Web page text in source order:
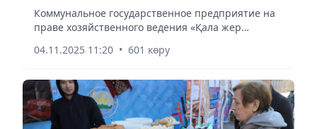
жер орталығы»
Коммунальное государственное предприятие на
праве хозяйственного ведения «Қала жер
г.Алматы, г.Алматы, ул. Толе би, 155, телефон
04.11.2025 11:20 • 601 көру